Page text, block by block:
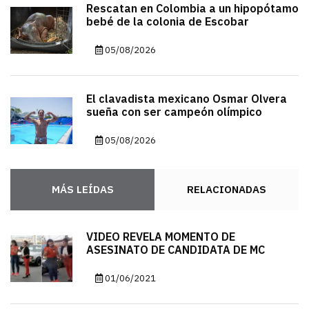
Rescatan en Colombia a un hipopótamo
bebé de la colonia de Escobar
05/08/2026
El clavadista mexicano Osmar Olvera
sueña con ser campeón olímpico
05/08/2026
MÁS LEÍDAS RELACIONADAS
VIDEO REVELA MOMENTO DE
ASESINATO DE CANDIDATA DE MC
01/06/2021